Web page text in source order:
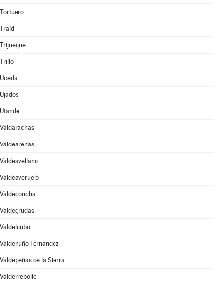
Tortuero
Traíd
Trijueque
Trillo
Uceda
Ujados
Utande
Valdarachas
Valdearenas
Valdeavellano
Valdeaveruelo
Valdeconcha
Valdegrudas
Valdelcubo
Valdenuño Fernández
Valdepeñas de la Sierra
Valderrebollo